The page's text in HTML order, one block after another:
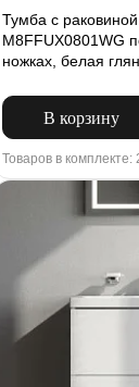
Тумба с
M8FFUX0801WG
ножках, белая
В корзину
Товаров в комплекте: